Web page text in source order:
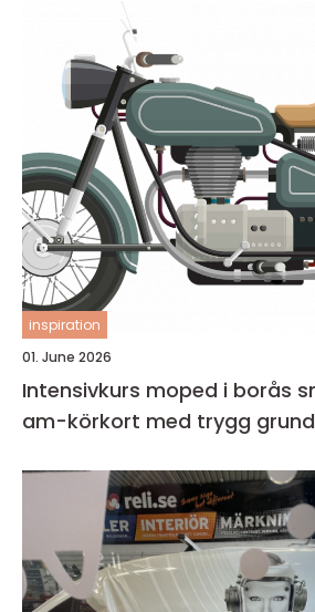
inspiration
01. June 2026
Intensivkurs moped i borås snabb väg till
am-körkort med trygg grund